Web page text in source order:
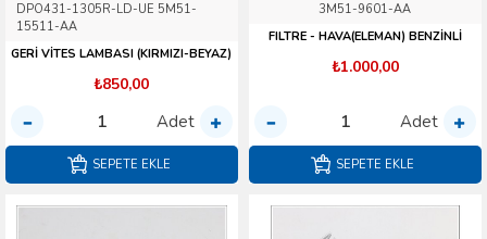
DPO431-1305R-LD-UE 5M51-
15511-AA
GERİ VİTES LAMBASI (KIRMIZI-BEYAZ)
₺850,00
Adet
SEPETE EKLE
3M51-9601-AA
FILTRE - HAVA(ELEMAN) BENZİNLİ
₺1.000,00
Adet
SEPETE EKLE